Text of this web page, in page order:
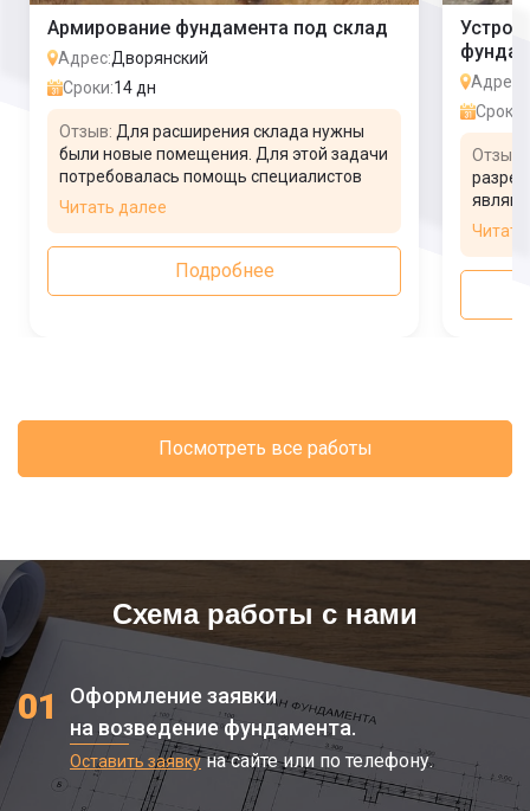
Армирование фундамента под склад
Адрес:Дворянский
Сроки:14 дн
Отзыв: Для расширения склада нужны
были новые помещения. Для этой задачи
потребовалась помощь специалистов
для строительства нового фундамента.
Для начала я запланировал построить
несколько корпусов. Обратился в
строительную фирму, которая
Читать далее
Подробнее
Адрес:
Сроки:
Отзыв:
Для
Посмотреть все работы
Схема работы с нами
01
Оформление заявки
на возведение фундамента.
Оставить заявкуна сайте или по телефону.